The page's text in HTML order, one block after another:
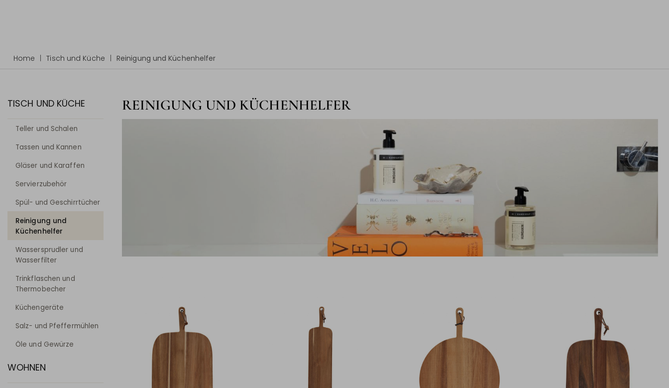
Home Tisch und Küche Reinigung und Küchenhelfer
TISCH UND KÜCHE
Teller und Schalen
Tassen und Kannen
Gläser und Karaffen
Servierzubehör
Spül- und Geschirrtücher
Reinigung und
Küchenhelfer
Wassersprudler und
Wasserfilter
Trinkflaschen und
Thermobecher
Küchengeräte
Salz- und Pfeffermühlen
Öle und Gewürze
WOHNEN
REINIGUNG UND KÜCHENHELFER